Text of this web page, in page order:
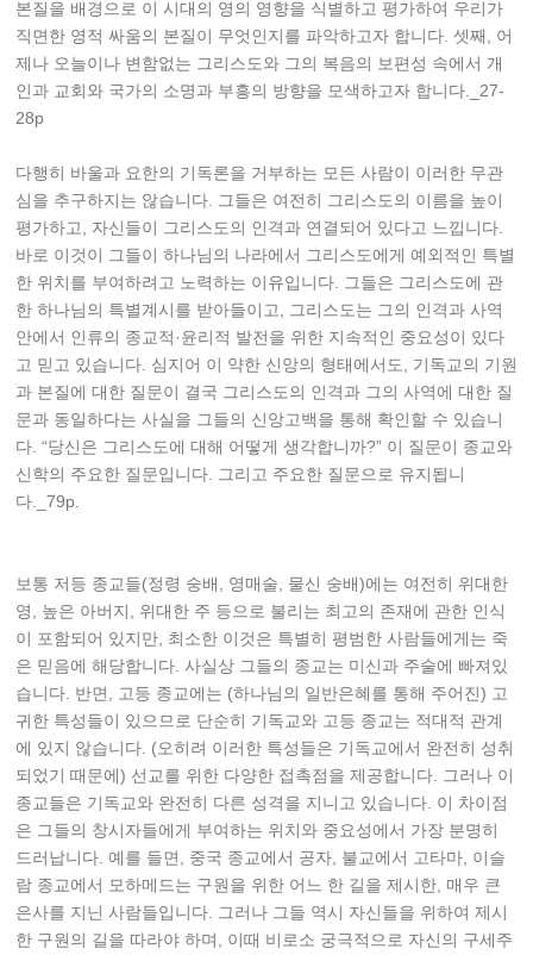
본질을 배경으로 이 시대의 영의 영향을 식별하고 평가하여 우리가
직면한 영적 싸움의 본질이 무엇인지를 파악하고자 합니다. 셋째, 어
제나 오늘이나 변함없는 그리스도와 그의 복음의 보편성 속에서 개
인과 교회와 국가의 소명과 부흥의 방향을 모색하고자 합니다._27-
28p
다행히 바울과 요한의 기독론을 거부하는 모든 사람이 이러한 무관
심을 추구하지는 않습니다. 그들은 여전히 그리스도의 이름을 높이
평가하고, 자신들이 그리스도의 인격과 연결되어 있다고 느낍니다.
바로 이것이 그들이 하나님의 나라에서 그리스도에게 예외적인 특별
한 위치를 부여하려고 노력하는 이유입니다. 그들은 그리스도에 관
한 하나님의 특별계시를 받아들이고, 그리스도는 그의 인격과 사역
안에서 인류의 종교적·윤리적 발전을 위한 지속적인 중요성이 있다
고 믿고 있습니다. 심지어 이 약한 신앙의 형태에서도, 기독교의 기원
과 본질에 대한 질문이 결국 그리스도의 인격과 그의 사역에 대한 질
문과 동일하다는 사실을 그들의 신앙고백을 통해 확인할 수 있습니
다. “당신은 그리스도에 대해 어떻게 생각합니까?” 이 질문이 종교와
신학의 주요한 질문입니다. 그리고 주요한 질문으로 유지됩니
다._79p.
보통 저등 종교들(정령 숭배, 영매술, 물신 숭배)에는 여전히 위대한
영, 높은 아버지, 위대한 주 등으로 불리는 최고의 존재에 관한 인식
이 포함되어 있지만, 최소한 이것은 특별히 평범한 사람들에게는 죽
은 믿음에 해당합니다. 사실상 그들의 종교는 미신과 주술에 빠져있
습니다. 반면, 고등 종교에는 (하나님의 일반은혜를 통해 주어진) 고
귀한 특성들이 있으므로 단순히 기독교와 고등 종교는 적대적 관계
에 있지 않습니다. (오히려 이러한 특성들은 기독교에서 완전히 성취
되었기 때문에) 선교를 위한 다양한 접촉점을 제공합니다. 그러나 이
종교들은 기독교와 완전히 다른 성격을 지니고 있습니다. 이 차이점
은 그들의 창시자들에게 부여하는 위치와 중요성에서 가장 분명히
드러납니다. 예를 들면, 중국 종교에서 공자, 불교에서 고타마, 이슬
람 종교에서 모하메드는 구원을 위한 어느 한 길을 제시한, 매우 큰
은사를 지닌 사람들입니다. 그러나 그들 역시 자신들을 위하여 제시
한 구원의 길을 따라야 하며, 이때 비로소 궁극적으로 자신의 구세주